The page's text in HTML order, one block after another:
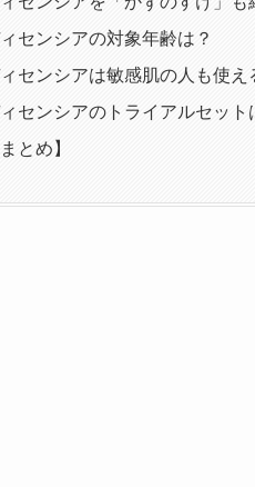
センシアの対象年齢は？
センシアは敏感肌の人も使え
センシアのトライアルセット
まとめ】